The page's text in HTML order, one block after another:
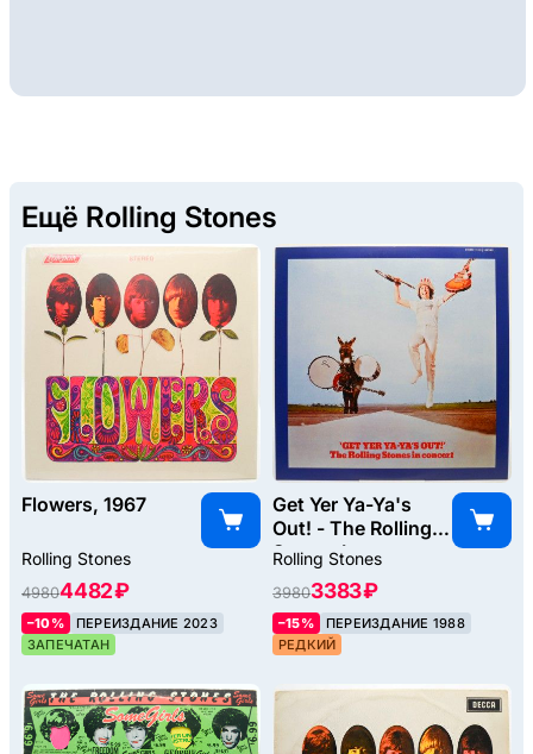
Ещё Rolling Stones
Flowers, 1967
Rolling Stones
49804482 ₽
–10%
ПЕРЕИЗДАНИЕ 2023
ЗАПЕЧАТАН
Get Yer Ya-Ya's
Out! - The Rolling
Stones In
Concert, 1970
Rolling Stones
39803383 ₽
–15%
ПЕРЕИЗДАНИЕ 1988
РЕДКИЙ